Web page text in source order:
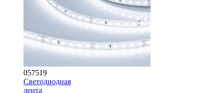
057519
Светодиодная
лента